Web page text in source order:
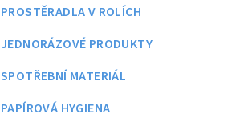
PROSTĚRADLA V ROLÍCH
JEDNORÁZOVÉ PRODUKTY
SPOTŘEBNÍ MATERIÁL
PAPÍROVÁ HYGIENA